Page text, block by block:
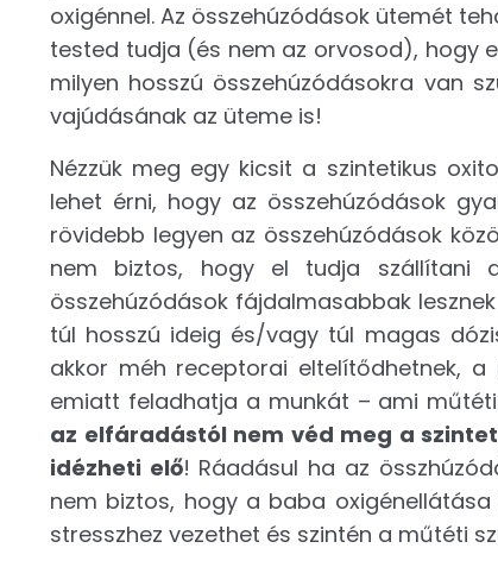
oxigénnel. Az összehúzódások ütemét
tested tudja (és nem az orvosod), hogy
milyen hosszú összehúzódásokra van
vajúdásának az üteme is!
Nézzük meg egy kicsit a szintetikus
lehet érni, hogy az összehúzódások
rövidebb legyen az összehúzódások
nem biztos, hogy el tudja szállítani
összehúzódások fájdalmasabbak
túl hosszú ideig és/vagy túl magas
akkor méh receptorai eltelítődhetnek,
emiatt feladhatja a munkát – ami
az elfáradástól nem véd meg a
idézheti elő! Ráadásul ha az
nem biztos, hogy a baba
stresszhez vezethet és szintén a műtéti